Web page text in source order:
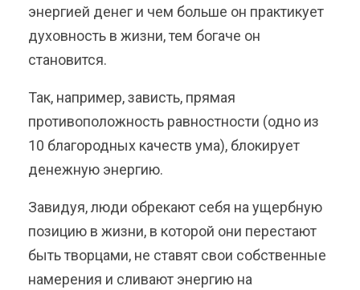
энергией денег и чем больше он практикует
духовность в жизни, тем богаче он
становится.
Так, например, зависть, прямая
противоположность равностности (одно из
10 благородных качеств ума), блокирует
денежную энергию.
Завидуя, люди обрекают себя на ущербную
позицию в жизни, в которой они перестают
быть творцами, не ставят свои собственные
намерения и сливают энергию на